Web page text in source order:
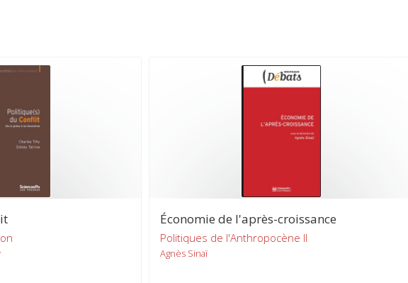
Économie de l'après-croissance
Politiques de l'Anthropocène II
Agnès Sinaï